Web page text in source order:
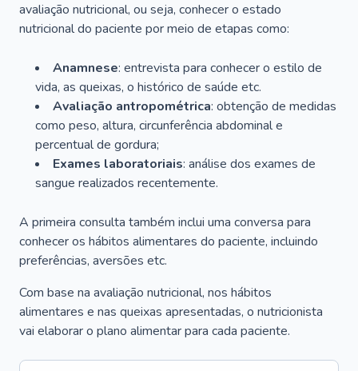
avaliação nutricional, ou seja, conhecer o estado
nutricional do paciente por meio de etapas como:
Anamnese: entrevista para conhecer o estilo de
vida, as queixas, o histórico de saúde etc.
Avaliação antropométrica: obtenção de medidas
como peso, altura, circunferência abdominal e
percentual de gordura;
Exames laboratoriais: análise dos exames de
sangue realizados recentemente.
A primeira consulta também inclui uma conversa para
conhecer os hábitos alimentares do paciente, incluindo
preferências, aversões etc.
Com base na avaliação nutricional, nos hábitos
alimentares e nas queixas apresentadas, o nutricionista
vai elaborar o plano alimentar para cada paciente.